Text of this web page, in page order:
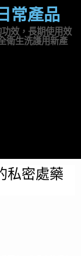
常產品
效，長期使用效
衛生洗護用新產
私密處藥